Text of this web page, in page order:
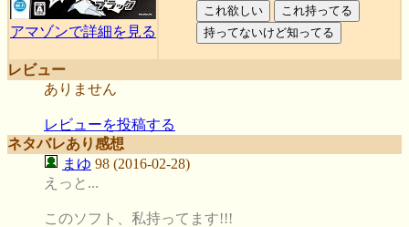
アマゾンで詳細を見る
レビュー
ありません
レビューを投稿する
ネタバレあり感想
まゆ 98 (2016-02-28)
えっと...
このソフト、私持ってます!!!